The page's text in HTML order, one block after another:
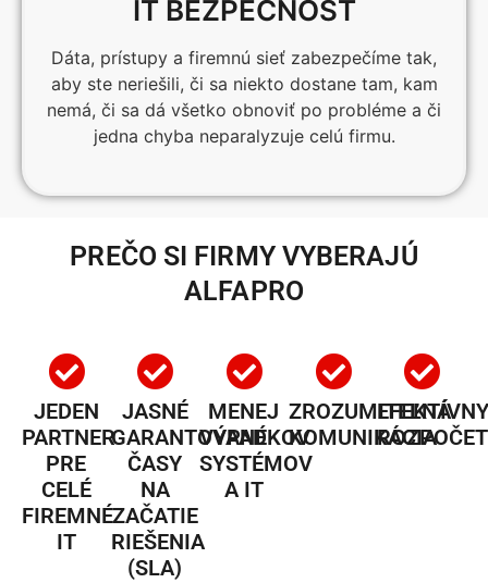
IT BEZPEČNOSŤ
Dáta, prístupy a firemnú sieť zabezpečíme tak,
aby ste neriešili, či sa niekto dostane tam, kam
nemá, či sa dá všetko obnoviť po probléme a či
jedna chyba neparalyzuje celú firmu.
PREČO SI FIRMY VYBERAJÚ
ALFAPRO​
JEDEN
PARTNER
PRE
CELÉ
FIREMNÉ
IT
JASNÉ
GARANTOVANÉ
ČASY
NA
ZAČATIE
RIEŠENIA
(SLA)
MENEJ
VÝPADKOV
SYSTÉMOV
A IT
ZROZUMITEĽNÁ
KOMUNIKÁCIA
ROZPOČET